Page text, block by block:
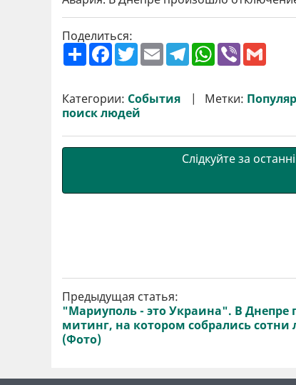
Поделиться:
П
о
р
и
т
F
a
b
o
o
T
w
t
e
r
E
m
l
T
e
g
r
W
h
s
A
V
r l
Категории: События Метки:
поиск людей
Слідкуйте за
Предыдущая статья:
"Мариуполь - это Украина". В Днепре
митинг, на котором собрались сотни
(Фото)